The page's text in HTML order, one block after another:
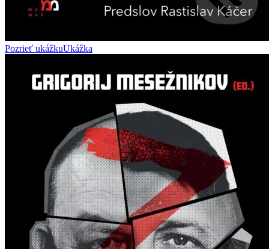
Pozrieť ukážkuUkážka